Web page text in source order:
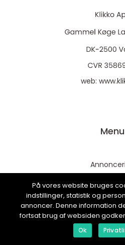
web:
Menu
Kontakt
På vores website bruges
indstillinger, statistik og
annoncer. Denne information
fortsat brug af websiden
Ok